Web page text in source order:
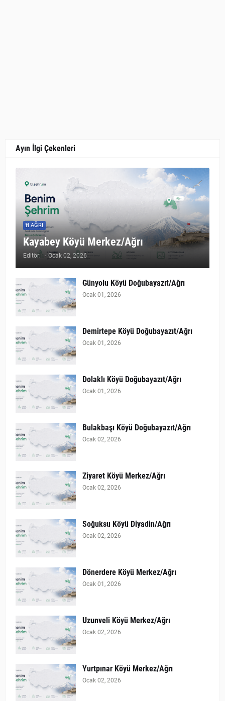
Ayın İlgi Çekenleri
AĞRI
Kayabey Köyü Merkez/Ağrı
Editör: - Ocak 02, 2026
Günyolu Köyü Doğubayazıt/Ağrı
Ocak 01, 2026
Demirtepe Köyü Doğubayazıt/Ağrı
Ocak 01, 2026
Dolaklı Köyü Doğubayazıt/Ağrı
Ocak 01, 2026
Bulakbaşı Köyü Doğubayazıt/Ağrı
Ocak 02, 2026
Ziyaret Köyü Merkez/Ağrı
Ocak 02, 2026
Soğuksu Köyü Diyadin/Ağrı
Ocak 02, 2026
Dönerdere Köyü Merkez/Ağrı
Ocak 01, 2026
Uzunveli Köyü Merkez/Ağrı
Ocak 02, 2026
Yurtpınar Köyü Merkez/Ağrı
Ocak 02, 2026